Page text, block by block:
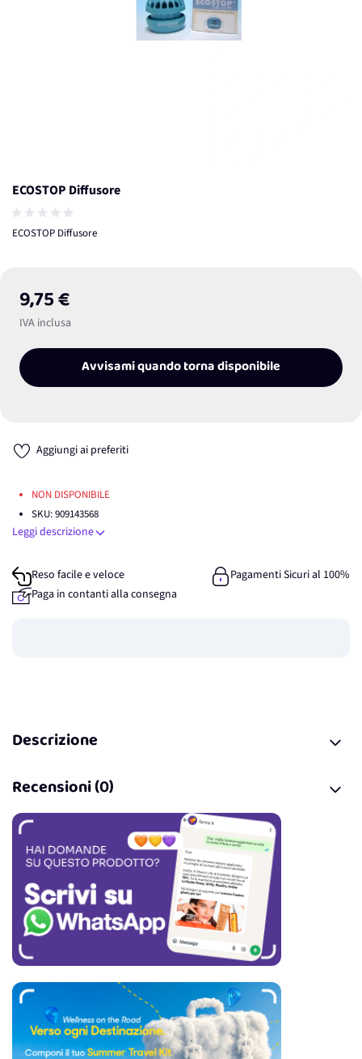
ECOSTOP Diffusore
ECOSTOP Diffusore
9,75 €
IVA inclusa
Avvisami quando torna disponibile
Aggiungi ai preferiti
NON DISPONIBILE
SKU:909143568
Leggi descrizione
Reso facile e veloce
Pagamenti Sicuri al 100%
Paga in contanti alla consegna
Descrizione
Recensioni (0)